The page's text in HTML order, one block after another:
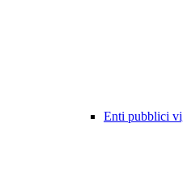
Enti pubblici